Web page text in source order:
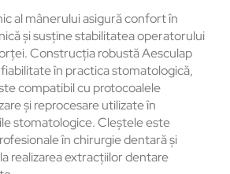
al mânerului asigură confort în
și susține stabilitatea operatorului
Construcția robustă Aesculap
în practica stomatologică,
compatibil cu protocoalele
și reprocesare utilizate în
stomatologice. Cleștele este
în chirurgie dentară și
realizarea extracțiilor dentare